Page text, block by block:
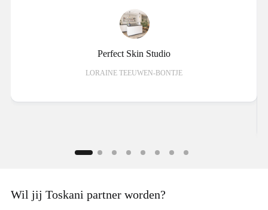
Perfect Skin Studio
LORAINE TEEUWEN-BONTJE
Wil jij Toskani partner worden?